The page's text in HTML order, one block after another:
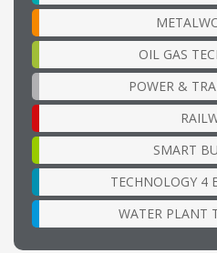
OIL GAS
POWER &
SMART
TECHNOLOGY 4
WATER PLANT